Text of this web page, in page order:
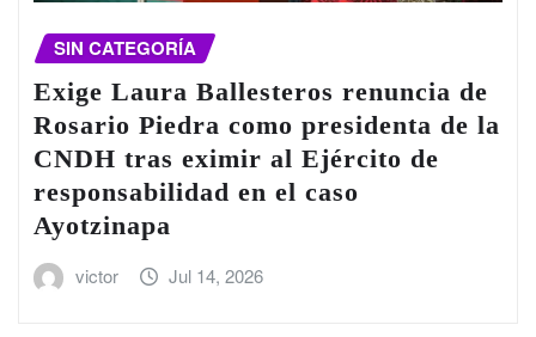
SIN CATEGORÍA
Exige Laura Ballesteros renuncia de
Rosario Piedra como presidenta de la
CNDH tras eximir al Ejército de
responsabilidad en el caso
Ayotzinapa
victor Jul 14, 2026